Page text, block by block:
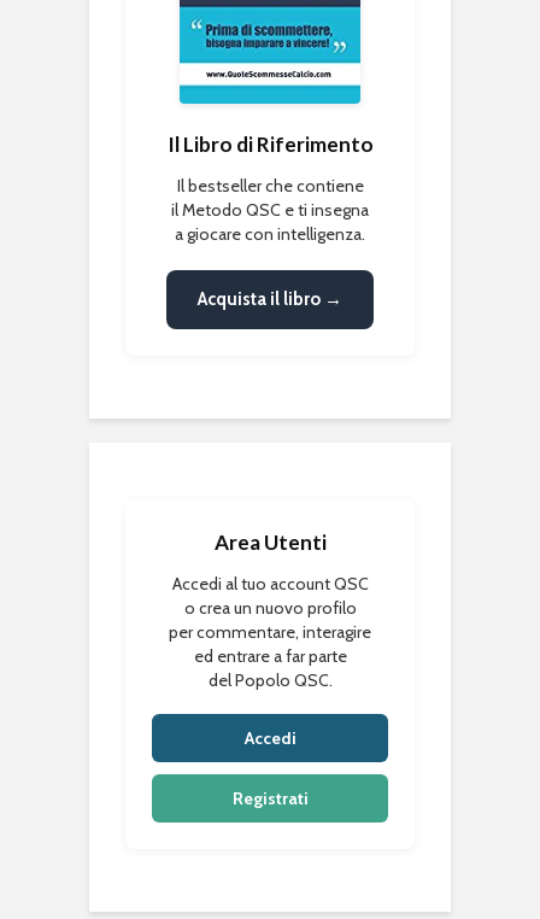
Il Libro di Riferimento
Il bestseller che contiene
il Metodo QSC e ti insegna
a giocare con intelligenza.
Acquista il libro →
Area Utenti
Accedi al tuo account QSC
o crea un nuovo profilo
per commentare, interagire
ed entrare a far parte
del Popolo QSC.
Accedi
Registrati